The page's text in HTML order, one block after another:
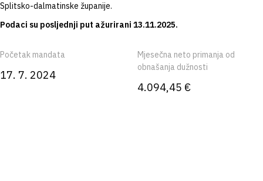
Splitsko-dalmatinske županije.
Podaci su posljednji put ažurirani 13.11.2025.
Početak mandata
17. 7. 2024
Mjesečna neto primanja od
obnašanja dužnosti
4.094,45 €